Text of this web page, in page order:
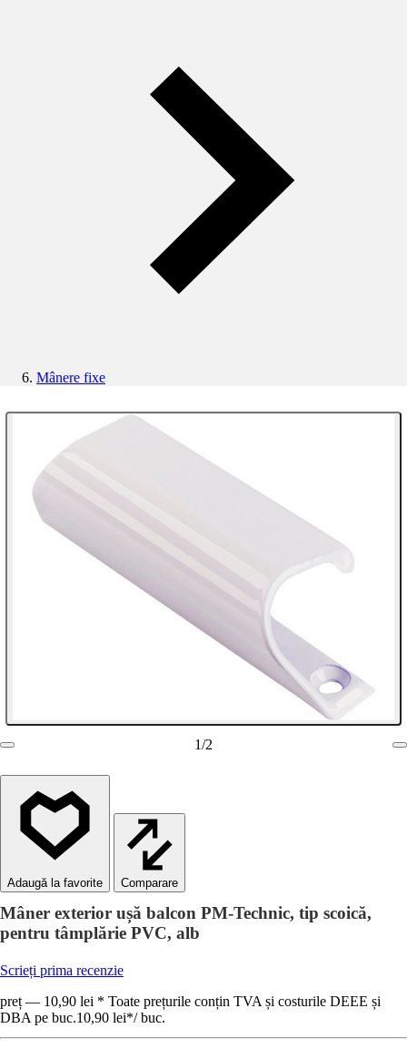
Mânere fixe
1/2
Comparare
Mâner exterior ușă balcon PM-Technic, tip scoică,
pentru tâmplărie PVC, alb
Scrieți prima recenzie
preț — 10,90 lei * Toate prețurile conțin TVA și costurile DEEE și
DBA pe buc.10,90 lei*/ buc.